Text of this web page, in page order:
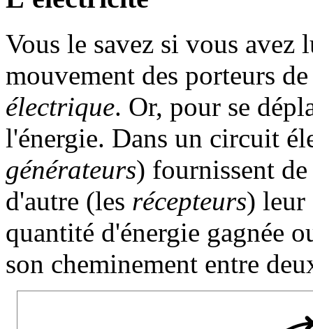
Vous le savez si vous avez
mouvement des porteurs
électrique. Or, pour se
l'énergie. Dans un circuit
générateurs) fournissent
d'autre (les récepteurs) leur
quantité d'énergie gagnée
son cheminement entre